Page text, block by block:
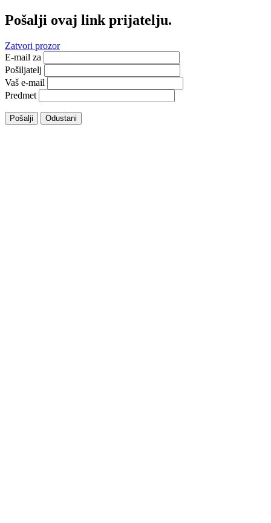
Pošalji ovaj link prijatelju.
Zatvori prozor
E-mail za
Pošiljatelj
Vaš e-mail
Predmet
Pošalji Odustani